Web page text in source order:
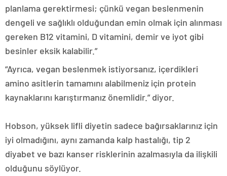
planlama gerektirmesi; çünkü vegan beslenmenin
dengeli ve sağlıklı olduğundan emin olmak için alınması
gereken B12 vitamini, D vitamini, demir ve iyot gibi
besinler eksik kalabilir.”
“Ayrıca, vegan beslenmek istiyorsanız, içerdikleri
amino asitlerin tamamını alabilmeniz için protein
kaynaklarını karıştırmanız önemlidir.” diyor.
Hobson, yüksek lifli diyetin sadece bağırsaklarınız için
iyi olmadığını, aynı zamanda kalp hastalığı, tip 2
diyabet ve bazı kanser risklerinin azalmasıyla da ilişkili
olduğunu söylüyor.